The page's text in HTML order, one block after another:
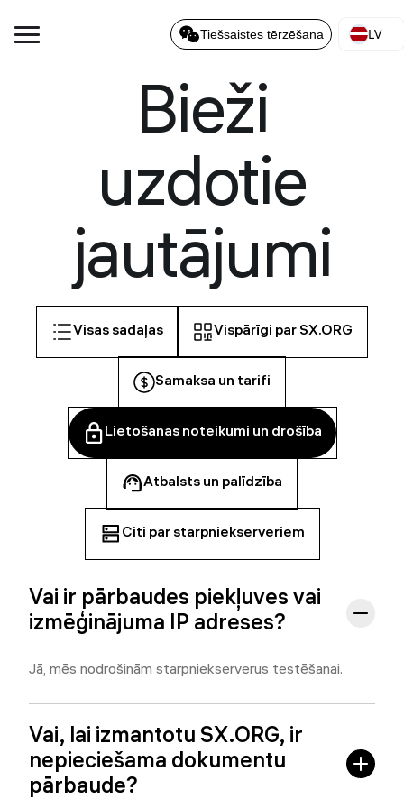
Tiešsaistes tērzēšana LV
Bieži
uzdotie
jautājumi
Visas sadaļas Vispārīgi par SX.ORG
Samaksa un tarifi
Lietošanas noteikumi un drošība
Atbalsts un palīdzība
Citi par starpniekserveriem
Vai ir pārbaudes piekļuves vai
izmēģinājuma IP adreses?
Jā, mēs nodrošinām starpniekserverus testēšanai.
Vai, lai izmantotu SX.ORG, ir
nepieciešama dokumentu
pārbaude?